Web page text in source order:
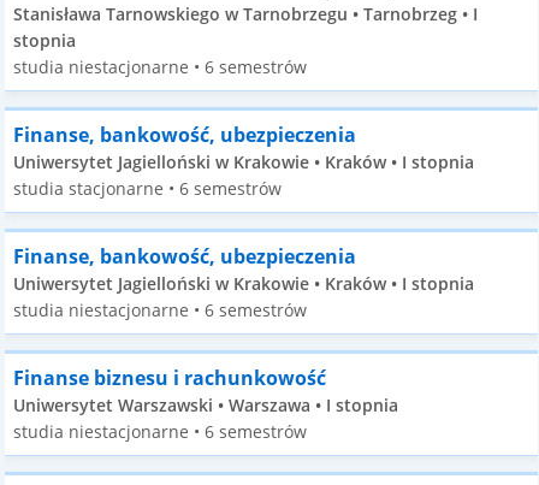
Stanisława Tarnowskiego w Tarnobrzegu • Tarnobrzeg • I
stopnia
studia niestacjonarne • 6 semestrów
Finanse, bankowość, ubezpieczenia
Uniwersytet Jagielloński w Krakowie • Kraków • I stopnia
studia stacjonarne • 6 semestrów
Finanse, bankowość, ubezpieczenia
Uniwersytet Jagielloński w Krakowie • Kraków • I stopnia
studia niestacjonarne • 6 semestrów
Finanse biznesu i rachunkowość
Uniwersytet Warszawski • Warszawa • I stopnia
studia niestacjonarne • 6 semestrów